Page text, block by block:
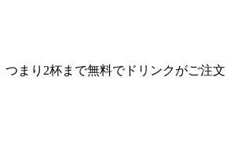
まり2杯まで無料でドリンクがご注文